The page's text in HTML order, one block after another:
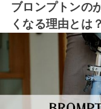
ブロンプトンの
くなる理由とは